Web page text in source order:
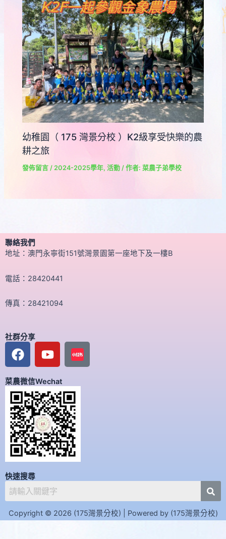
幼稚園（ 175 灣景分校 ）K2級享受快樂的農
耕之旅
發佈留言 / 2024-2025學年,活動 / 作者:菜農子弟學校
聯絡我們
地址：澳門永寧街151號灣景園第一座地下及一樓B
電話：28420441
傳真：28421094
社群分享
F
a
e
b
o
o
k
Y
o
t
u
b
e
菜農微信Wechat
快速搜尋
Copyright © 2026 (175灣景分校) | Powered by (175灣景分校)